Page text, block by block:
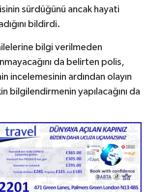
sürdüğünü ancak hayati
bildirdi.
bilgi verilmeden
da belirten polis,
incelemesinin ardından olayın
bilgilendirmenin yapılacağını da